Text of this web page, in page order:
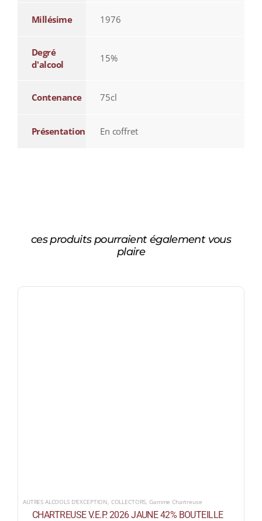
Millésime 1976
Degré
d'alcool
15%
Contenance 75cl
Présentation En coffret
ces produits pourraient également vous
plaire
AUTRES ALCOOLS D'EXCEPTION COLLECTORS Gamme Chartreuse
CHARTREUSE V.E.P. 2026 JAUNE 42% BOUTEILLE